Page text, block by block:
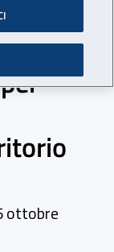
di
ottobre